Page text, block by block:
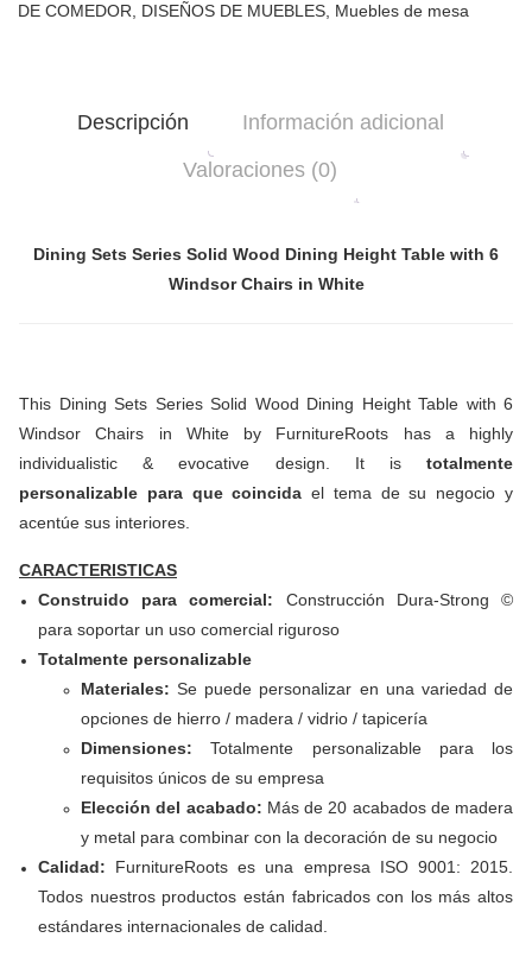
DE COMEDOR
DISEÑOS DE MUEBLES Muebles de mesa
Descripción
Información adicional
Valoraciones (0)
Dining Sets Series Solid Wood Dining Height Table with 6
Windsor Chairs in White
This Dining Sets Series Solid Wood Dining Height Table with 6
Windsor Chairs in White by FurnitureRoots has a highly
individualistic & evocative design. It is totalmente
personalizable para que coincidael tema de su negocio y
acentúe sus interiores.
CARACTERISTICAS
Construido para comercial: Construcción Dura-Strong ©
para soportar un uso comercial riguroso
Totalmente personalizable
Materiales: Se puede personalizar en una variedad de
opciones de hierro / madera / vidrio / tapicería
Dimensiones: Totalmente personalizable para los
requisitos únicos de su empresa
Elección del acabado: Más de 20 acabados de madera
y metal para combinar con la decoración de su negocio
Calidad: FurnitureRoots es una empresa ISO 9001: 2015.
Todos nuestros productos están fabricados con los más altos
estándares internacionales de calidad.